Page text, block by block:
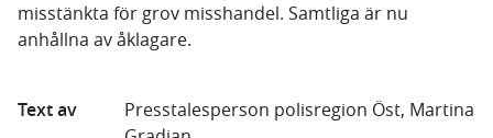
misstänkta för grov misshandel. Samtliga är nu
anhållna av åklagare.
Text av
Presstalesperson polisregion Öst, Martina